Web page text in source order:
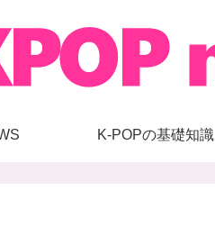
K-POPの基礎知識